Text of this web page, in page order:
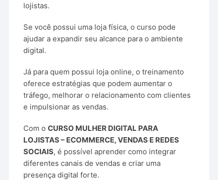
lojistas.
Se você possui uma loja física, o curso pode
ajudar a expandir seu alcance para o ambiente
digital.
Já para quem possui loja online, o treinamento
oferece estratégias que podem aumentar o
tráfego, melhorar o relacionamento com clientes
e impulsionar as vendas.
Com oCURSO MULHER DIGITAL PARA
LOJISTAS – ECOMMERCE, VENDAS E REDES
SOCIAIS, é possível aprender como integrar
diferentes canais de vendas e criar uma
presença digital forte.